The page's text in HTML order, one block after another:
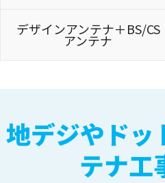
デザインアンテナ＋BS/CS
アンテナ
地デジやドッ
テナ工